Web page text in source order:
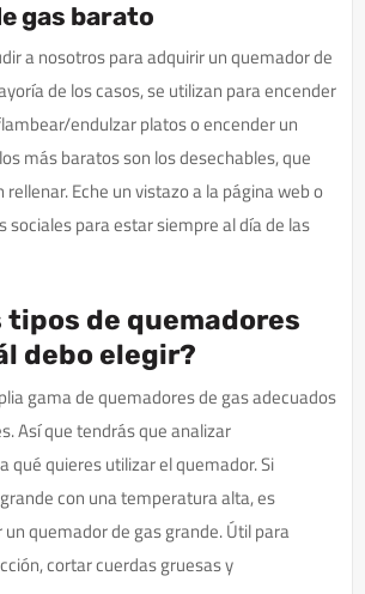
gas barato
a nosotros para adquirir un quemador de
de los casos, se utilizan para encender
endulzar platos o encender un
más baratos son los desechables, que
Eche un vistazo a la página web o
sociales para estar siempre al día de las
de quemadores
debo elegir?
gama de quemadores de gas adecuados
Así que tendrás que analizar
qué quieres utilizar el quemador. Si
con una temperatura alta, es
quemador de gas grande. Útil para
cortar cuerdas gruesas y